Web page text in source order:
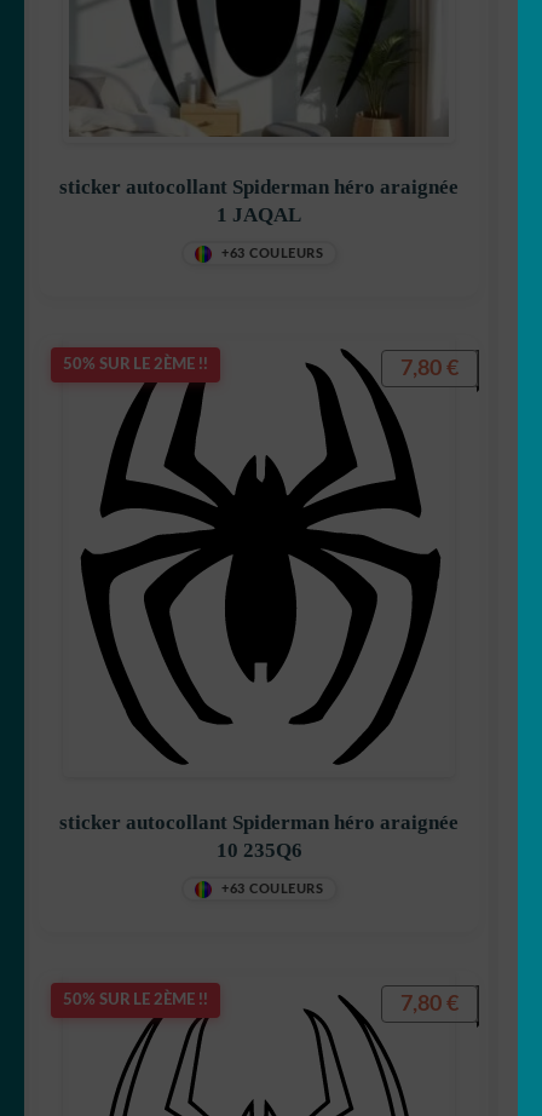
sticker autocollant Spiderman héro araignée
1 JAQAL
+63 COULEURS
50% SUR LE 2ÈME !!
sticker autocollant Spiderman héro araignée
10 235Q6
+63 COULEURS
7,80 €
50% SUR LE 2ÈME !! 7,80 €